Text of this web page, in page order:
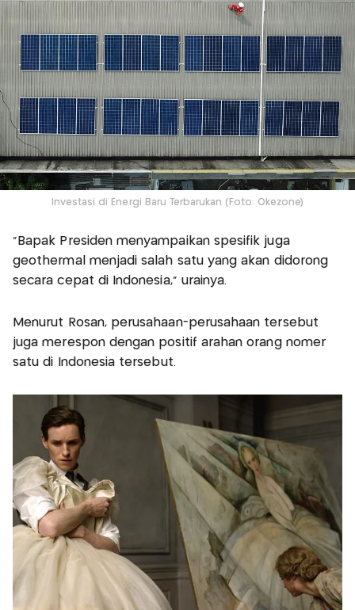
Investasi di Energi Baru Terbarukan (Foto: Okezone)
"Bapak Presiden menyampaikan spesifik juga
geothermal menjadi salah satu yang akan didorong
secara cepat di Indonesia," urainya.
Menurut Rosan, perusahaan-perusahaan tersebut
juga merespon dengan positif arahan orang nomer
satu di Indonesia tersebut.